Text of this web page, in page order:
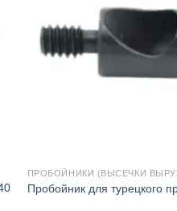
ПРОБОЙНИКИ (ВЫСЕЧКИ
Пробойник для турецкого